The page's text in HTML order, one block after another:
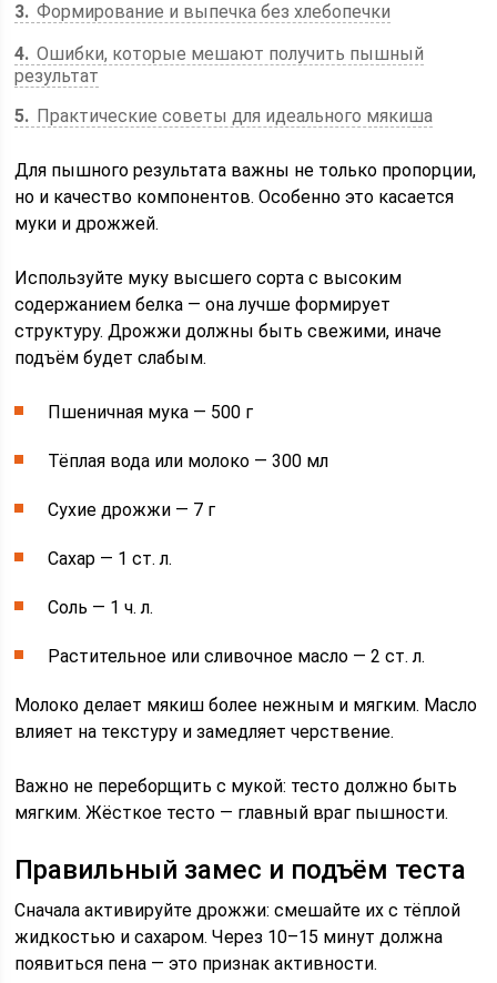
3 Формирование и выпечка без хлебопечки
4 Ошибки, которые мешают получить пышный
результат
5
Практические советы для идеального мякиша
Для пышного результата важны не только пропорции,
но и качество компонентов. Особенно это касается
муки и дрожжей.
Используйте муку высшего сорта с высоким
содержанием белка — она лучше формирует
структуру. Дрожжи должны быть свежими, иначе
подъём будет слабым.
Пшеничная мука — 500 г
Тёплая вода или молоко — 300 мл
Сухие дрожжи — 7 г
Сахар — 1 ст. л.
Соль — 1 ч. л.
Растительное или сливочное масло — 2 ст. л.
Молоко делает мякиш более нежным и мягким. Масло
влияет на текстуру и замедляет черствение.
Важно не переборщить с мукой: тесто должно быть
мягким. Жёсткое тесто — главный враг пышности.
Правильный замес и подъём теста
Сначала активируйте дрожжи: смешайте их с тёплой
жидкостью и сахаром. Через 10–15 минут должна
появиться пена — это признак активности.